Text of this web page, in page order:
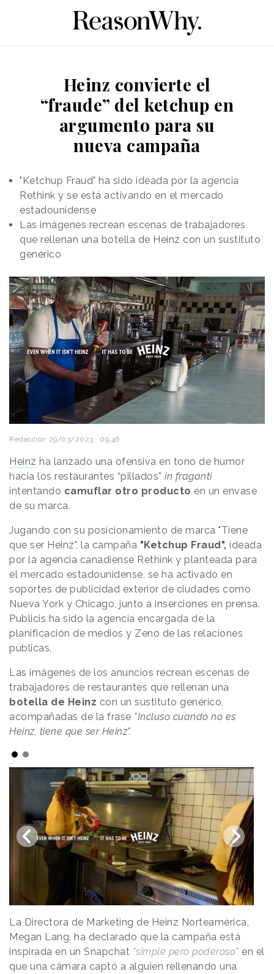
Heinz convierte el
“fraude” del ketchup en
argumento para su
nueva campaña
"Ketchup Fraud" ha sido ideada por la agencia
Rethink y se está activando en el mercado
estadounidense
Las imágenes recrean escenas de trabajadores
que rellenan una botella de Heinz con un sustituto
genérico
Redacción 29/03/2023 · 09:46
Heinz ha lanzado una ofensiva en tono de humor
hacia los restaurantes “pillados” in fraganti
intentando camuflar otro producto en un envase
de su marca.
Jugando con su posicionamiento de marca "Tiene
que ser Heinz", la campaña "Ketchup Fraud", ideada
por la agencia canadiense Rethink y planteada para
el mercado estadounidense, se ha activado en
soportes de publicidad exterior de ciudades como
Nueva York y Chicago, junto a inserciones en prensa.
Publicis ha sido la agencia encargada de la
planificación de medios y Zeno de las relaciones
públicas.
Las imágenes de los anuncios recrean escenas de
trabajadores de restaurantes que rellenan una
botella de Heinz con un sustituto genérico,
acompañadas de la frase "Incluso cuando no es
Heinz, tiene que ser Heinz".
La Directora de Marketing de Heinz Norteamérica,
Megan Lang, ha declarado que la campaña está
inspirada en un Snapchat "simple pero poderoso" en el
que una cámara captó a alguien rellenando una